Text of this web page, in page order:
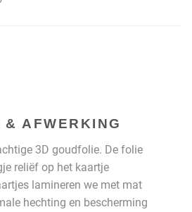
AFWERKING
3D goudfolie. De folie
reliëf op het kaartje
lamineren we met mat
hechting en bescherming